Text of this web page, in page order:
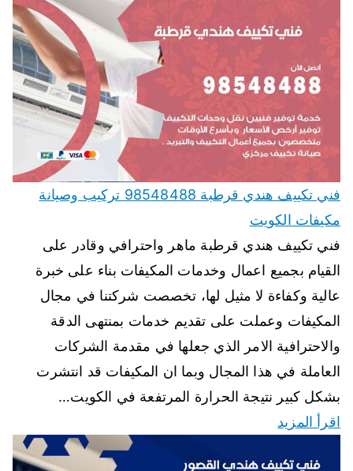
فني تكييف هندي قرطبة 98548488 تركيب وصيانة
مكيفات الكويت
فني تكييف هندي قرطبة ماهر واحترافي وقادر على
القيام بجميع اعمال وخدمات المكيفات بناء على خبرة
عالية وكفاءة لا مثيل لها، تخصصت شركتنا في مجال
المكيفات وعملت على تقديم خدمات بمنتهى الدقة
والاحترافية الامر الذي جعلها في مقدمة الشركات
العاملة في هذا المجال وبما ان المكيفات قد انتشرت
بشكل كبير نتيجة الحرارة المرتفعة في الكويت…
اقرأ المزيد